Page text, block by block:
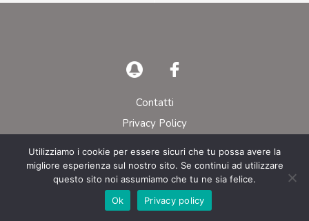
Contatti
Privacy Policy
© AIEOP – Tutti i diritti riservati
Utilizziamo i cookie per essere sicuri che tu possa avere la
migliore esperienza sul nostro sito. Se continui ad utilizzare
questo sito noi assumiamo che tu ne sia felice.
Ok
Privacy policy